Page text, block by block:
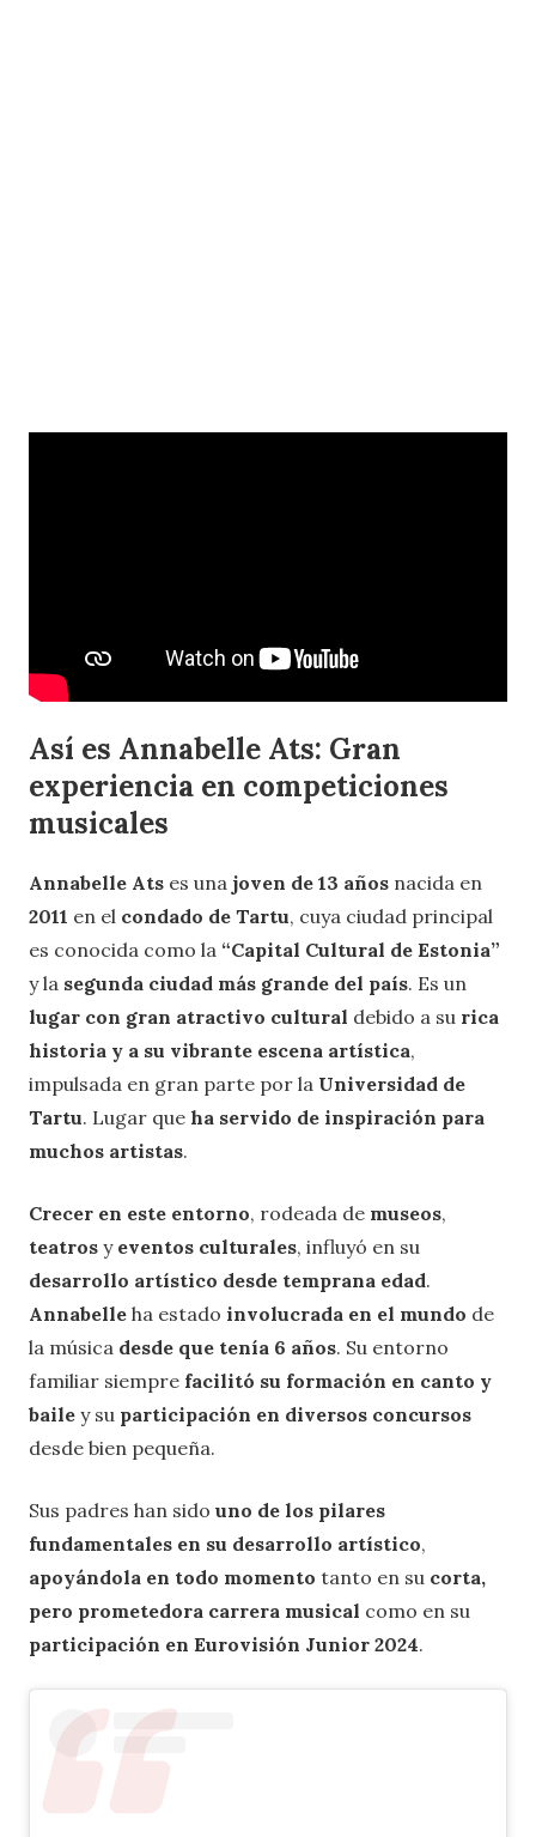
Así es Annabelle Ats: Gran
experiencia en competiciones
musicales
Annabelle Ats es una joven de 13 años nacida en
2011 en el condado de Tartu, cuya ciudad principal
es conocida como la “Capital Cultural de Estonia”
y la segunda ciudad más grande del país. Es un
lugar con gran atractivo cultural debido a su rica
historia y a su vibrante escena artística,
impulsada en gran parte por la Universidad de
Tartu. Lugar que ha servido de inspiración para
muchos artistas.
Crecer en este entorno, rodeada de museos,
teatros y eventos culturales, influyó en su
desarrollo artístico desde temprana edad.
Annabelle ha estado involucrada en el mundo de
la música desde que tenía 6 años. Su entorno
familiar siempre facilitó su formación en canto y
baile y su participación en diversos concursos
desde bien pequeña.
Sus padres han sido uno de los pilares
fundamentales en su desarrollo artístico,
apoyándola en todo momento tanto en su corta,
pero prometedora carrera musical como en su
participación en Eurovisión Junior 2024.